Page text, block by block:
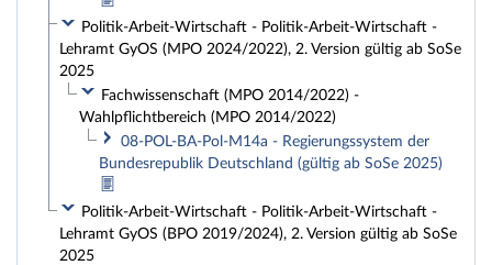
Politik-Arbeit-Wirtschaft - Politik-Arbeit-Wirtschaft -
Lehramt GyOS (MPO 2024/2022), 2. Version gültig ab SoSe
2025
Fachwissenschaft (MPO 2014/2022) -
Wahlpflichtbereich (MPO 2014/2022)
08-POL-BA-Pol-M14a - Regierungssystem der
Bundesrepublik Deutschland (gültig ab SoSe 2025)
Politik-Arbeit-Wirtschaft - Politik-Arbeit-Wirtschaft -
Lehramt GyOS (BPO 2019/2024), 2. Version gültig ab SoSe
2025